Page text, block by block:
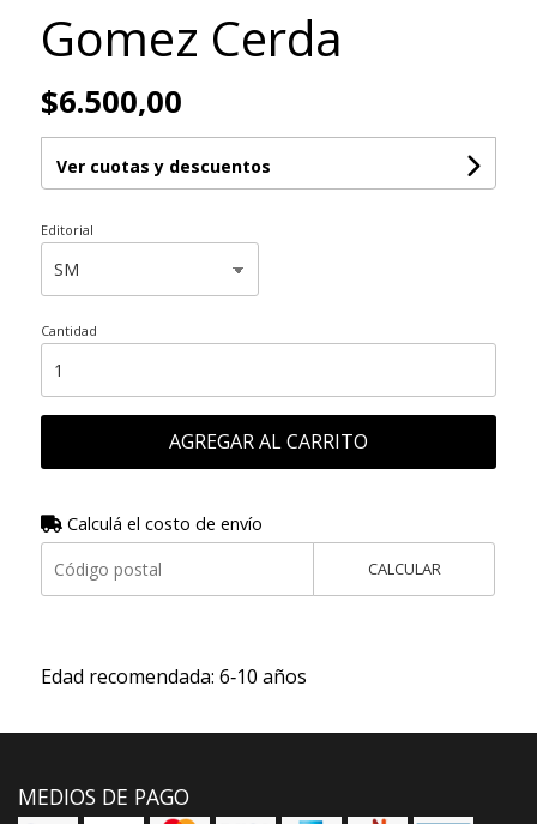
Gomez Cerda
$6.500,00
Ver cuotas y descuentos
Editorial
Cantidad
AGREGAR AL CARRITO
Calculá el costo de envío
CALCULAR
Edad recomendada: 6‑10 años
MEDIOS DE PAGO